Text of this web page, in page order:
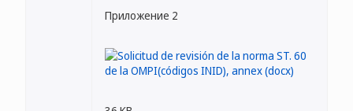
Приложение 2